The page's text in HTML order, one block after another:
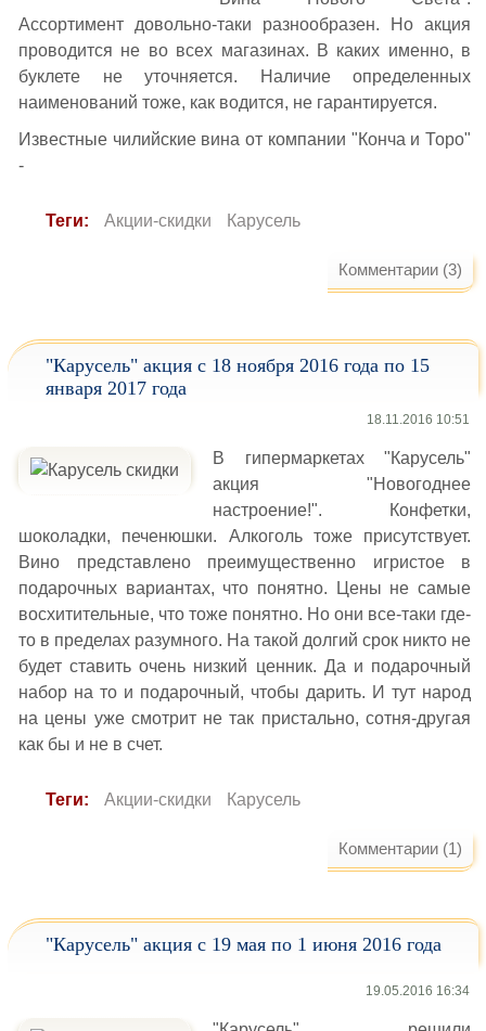
Ассортимент довольно-таки разнообразен. Но акция
проводится не во всех магазинах. В каких именно, в
буклете не уточняется. Наличие определенных
наименований тоже, как водится, не гарантируется.
Известные чилийские вина от компании "Конча и Торо"
-
Теги: Акции-скидки Карусель
Комментарии (3)
"Карусель" акция с 18 ноября 2016 года по 15
января 2017 года
18.11.2016 10:51
В гипермаркетах "Карусель"
акция "Новогоднее
настроение!". Конфетки,
шоколадки, печенюшки. Алкоголь тоже присутствует.
Вино представлено преимущественно игристое в
подарочных вариантах, что понятно. Цены не самые
восхитительные, что тоже понятно. Но они все-таки где-
то в пределах разумного. На такой долгий срок никто не
будет ставить очень низкий ценник. Да и подарочный
набор на то и подарочный, чтобы дарить. И тут народ
на цены уже смотрит не так пристально, сотня-другая
как бы и не в счет.
Теги: Акции-скидки Карусель
Комментарии (1)
"Карусель" акция с 19 мая по 1 июня 2016 года
19.05.2016 16:34